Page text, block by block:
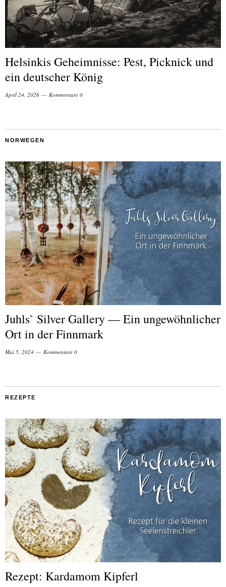
Helsinkis Geheimnisse: Pest, Picknick und
ein deutscher König
April 24, 2026 Kommentare 0
NORWEGEN
Juhls` Silver Gallery — Ein ungewöhnlicher
Ort in der Finnmark
Mai 5, 2024 Kommentare 0
REZEPTE
Rezept: Kardamom Kipferl